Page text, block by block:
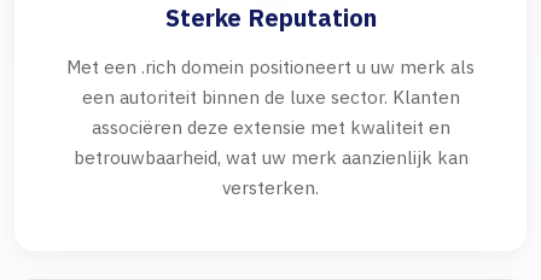
Sterke Reputation
Met een .rich domein positioneert u uw merk als
een autoriteit binnen de luxe sector. Klanten
associëren deze extensie met kwaliteit en
betrouwbaarheid, wat uw merk aanzienlijk kan
versterken.